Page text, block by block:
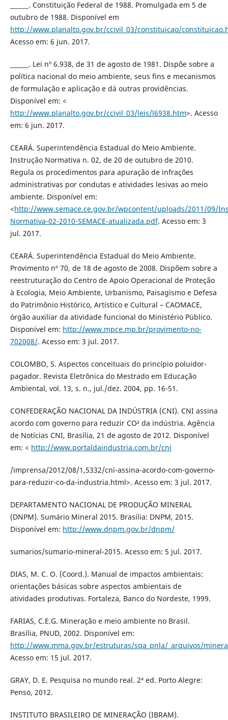
______. Constituição Federal de 1988. Promulgada em 5 de
outubro de 1988. Disponível em
http://www.planalto.gov.br/ccivil_03/constituicao/
Acesso em: 6 jun. 2017.
______. Lei nº 6.938, de 31 de agosto de 1981. Dispõe sobre a
política nacional do meio ambiente, seus fins e mecanismos
de formulação e aplicação e dá outras providências.
Disponível em: <
http://www.planalto.gov.br/ccivil_03/leis/l6938.htm>. Acesso
em: 6 jun. 2017.
CEARÁ. Superintendência Estadual do Meio Ambiente.
Instrução Normativa n. 02, de 20 de outubro de 2010.
Regula os procedimentos para apuração de infrações
administrativas por condutas e atividades lesivas ao meio
ambiente. Disponível em:
<http://www.semace.ce.gov.br/wpcontent/uploads/2011/09/
Normativa-02-2010-SEMACE-atualizada.pdf. Acesso em: 3
jul. 2017.
CEARÁ. Superintendência Estadual do Meio Ambiente.
Provimento nº 70, de 18 de agosto de 2008. Dispõem sobre a
reestruturação do Centro de Apoio Operacional de Proteção
à Ecologia, Meio Ambiente, Urbanismo, Paisagismo e Defesa
do Patrimônio Histórico, Artístico e Cultural – CAOMACE,
órgão auxiliar da atividade funcional do Ministério Público.
Disponível em: http://www.mpce.mp.br/provimento-no-
702008/. Acesso em: 3 jul. 2017.
COLOMBO, S. Aspectos conceituais do princípio poluidor-
pagador. Revista Eletrônica do Mestrado em Educação
Ambiental, vol. 13, s. n., jul./dez. 2004, pp. 16-51.
CONFEDERAÇÃO NACIONAL DA INDÚSTRIA (CNI). CNI assina
acordo com governo para reduzir CO² da indústria. Agência
de Notícias CNI, Brasília, 21 de agosto de 2012. Disponível
em: < http://www.portaldaindustria.com.br/cni
/imprensa/2012/08/1,5332/cni-assina-acordo-com-governo-
para-reduzir-co-da-industria.html>. Acesso em: 3 jul. 2017.
DEPARTAMENTO NACIONAL DE PRODUÇÃO MINERAL
(DNPM). Sumário Mineral 2015. Brasília: DNPM, 2015.
Disponível em: http://www.dnpm.gov.br/dnpm/
sumarios/sumario-mineral-2015. Acesso em: 5 jul. 2017.
DIAS, M. C. O. (Coord.). Manual de impactos ambientais:
orientações básicas sobre aspectos ambientais de
atividades produtivas. Fortaleza, Banco do Nordeste, 1999.
FARIAS, C.E.G. Mineração e meio ambiente no Brasil.
Brasília, PNUD, 2002. Disponível em:
http://www.mma.gov.br/estruturas/sqa_pnla/_arquivos/
Acesso em: 15 jul. 2017.
GRAY, D. E. Pesquisa no mundo real. 2ª ed. Porto Alegre:
Penso, 2012.
INSTITUTO BRASILEIRO DE MINERAÇÃO (IBRAM).